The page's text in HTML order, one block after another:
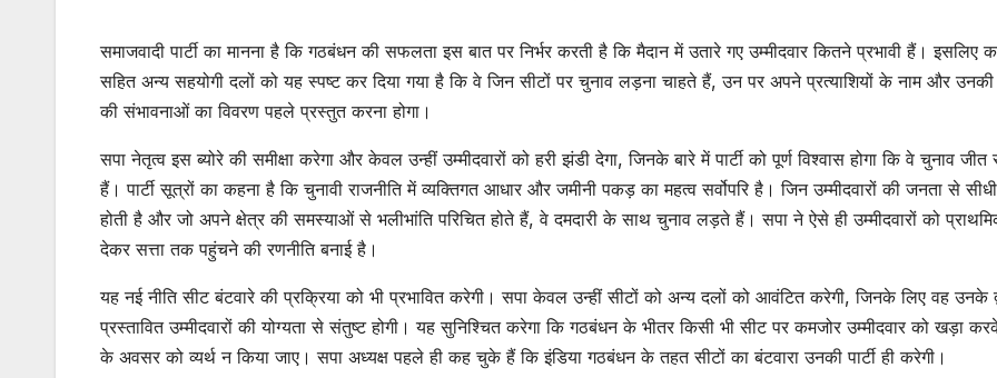
समाजवादी पार्टी का मानना है कि गठबंधन की सफलता इस बात पर निर्भर करती है कि मैदान में उतारे गए उम्मीदवार कितने प्रभावी हैं। इसलिए
सहित अन्य सहयोगी दलों को यह स्पष्ट कर दिया गया है कि वे जिन सीटों पर चुनाव लड़ना चाहते हैं, उन पर अपने प्रत्याशियों के नाम और
की संभावनाओं का विवरण पहले प्रस्तुत करना होगा।
सपा नेतृत्व इस ब्योरे की समीक्षा करेगा और केवल उन्हीं उम्मीदवारों को हरी झंडी देगा, जिनके बारे में पार्टी को पूर्ण विश्वास होगा कि वे चुनाव
हैं। पार्टी सूत्रों का कहना है कि चुनावी राजनीति में व्यक्तिगत आधार और जमीनी पकड़ का महत्व सर्वोपरि है। जिन उम्मीदवारों की जनता से
होती है और जो अपने क्षेत्र की समस्याओं से भलीभांति परिचित होते हैं, वे दमदारी के साथ चुनाव लड़ते हैं। सपा ने ऐसे ही उम्मीदवारों को
देकर सत्ता तक पहुंचने की रणनीति बनाई है।
यह नई नीति सीट बंटवारे की प्रक्रिया को भी प्रभावित करेगी। सपा केवल उन्हीं सीटों को अन्य दलों को आवंटित करेगी, जिनके लिए वह उनके
प्रस्तावित उम्मीदवारों की योग्यता से संतुष्ट होगी। यह सुनिश्चित करेगा कि गठबंधन के भीतर किसी भी सीट पर कमजोर उम्मीदवार को खड़ा
के अवसर को व्यर्थ न किया जाए। सपा अध्यक्ष पहले ही कह चुके हैं कि इंडिया गठबंधन के तहत सीटों का बंटवारा उनकी पार्टी ही करेगी।
Jalaun
News:प्लॉट कब्जे
के विवाद में चाचा पर
कुल्हाड़ी से हमला –
Attacked
With An Axe
AUGUST 8, 2026
SHTEESH BHADAURIYA
केबिन में
का शव,
Young
Found
AUGUST
SHTEESH